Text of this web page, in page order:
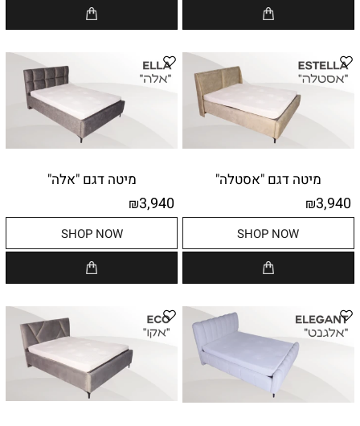
מיטה דגם "אסטלה"
₪3,940
SHOP NOW
מיטה דגם "אלה"
₪3,940
SHOP NOW